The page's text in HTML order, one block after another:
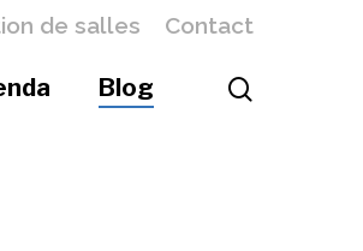
de salles Contact
Blog